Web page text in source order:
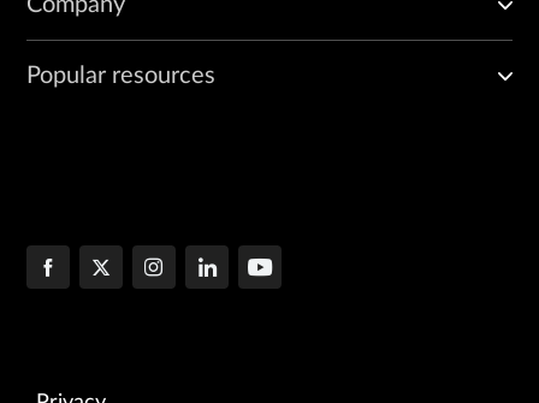
Popular resources